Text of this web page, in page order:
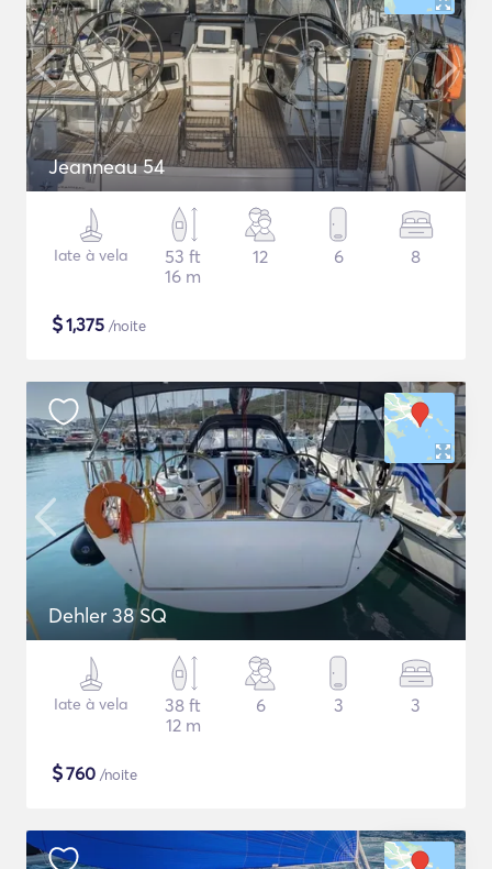
Jeanneau 54
Iate à vela
53 ft
16 m
12 6 8
$1,375 /noite
Dehler 38 SQ
Iate à vela
38 ft
12 m
6 3 3
$760 /noite